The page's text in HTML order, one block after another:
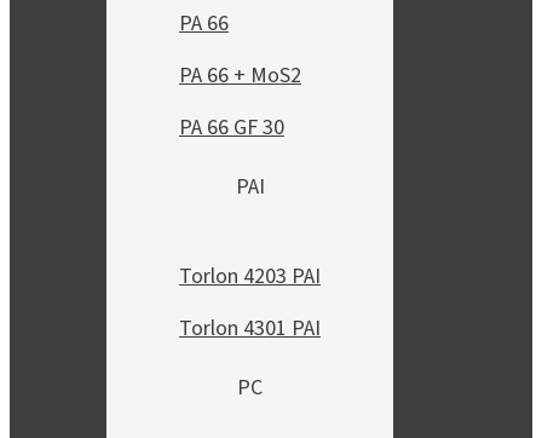
PA 66
PA 66 + MoS2
PA 66 GF 30
PAI
Torlon 4203 PAI
Torlon 4301 PAI
PC